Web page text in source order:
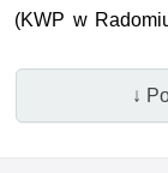
(KWP w
↓